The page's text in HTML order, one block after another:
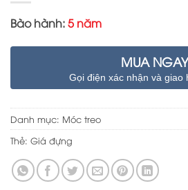
Bào hành:5 năm
MUA NGAY
Gọi điện xác nhận và giao
Danh mục: Móc treo
Thẻ: Giá đựng